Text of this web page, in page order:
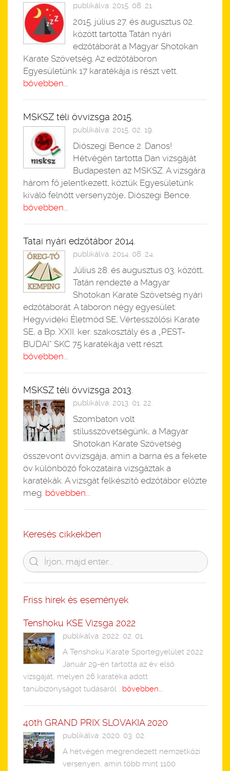
publikálva: 2015. 08. 21.
2015. július 27. és augusztus 02.
között tartotta Tatán nyári
edzőtáborát a Magyar Shotokan
Karate Szövetség. Az edzőtáboron
Egyesületünk 17 karatékája is részt vett.
bővebben...
MSKSZ téli övvizsga 2015.
publikálva: 2015. 02. 19.
Diószegi Bence 2. Danos!
Hétvégén tartotta Dan vizsgáját
Budapesten az MSKSZ. A vizsgára
három fő jelentkezett, köztük Egyesületünk
kiváló felnőtt versenyzője, Diószegi Bence.
bővebben...
Tatai nyári edzőtábor 2014.
publikálva: 2014. 08. 24.
Július 28. és augusztus 03. között,
Tatán rendezte a Magyar
Shotokan Karate Szövetség nyári
edzőtáborát. A táboron négy egyesület:
Hegyvidéki Életmód SE, Vértesszőlősi Karate
SE, a Bp. XXII. ker. szakosztály és a „PEST-
BUDAI” SKC 75 karatékája vett részt.
bővebben...
MSKSZ téli övvizsga 2013.
publikálva: 2013. 01. 22.
Szombaton volt
stílusszövetségünk, a Magyar
Shotokan Karate Szövetség
összevont övvizsgája, amin a barna és a fekete
öv különböző fokozataira vizsgáztak a
karatékák. A vizsgát felkészítő edzőtábor előzte
meg. bővebben...
Keresés cikkekben
Friss hírek és események
Tenshoku KSE Vizsga 2022
publikálva: 2022. 02. 01.
A Tenshoku Karate Sportegyelület 2022
Január 29-én tartotta az év első
vizsgáját, melyen 26 karatéka adott
tanúbizonyságot tudásáról . bővebben...
40th GRAND PRIX SLOVAKIA 2020
publikálva: 2020. 03. 02.
A hétvégén megrendezett nemzetközi
versenyen, amin több mint 1100